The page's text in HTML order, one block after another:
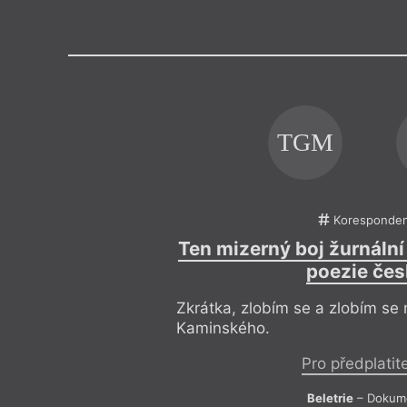
TGM
Ten mizerný boj
poezie
Zkrátka, zlobím se a zlobím se
Kaminského.
Pro
Beletrie –